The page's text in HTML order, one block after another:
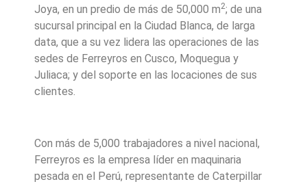
Joya, en un predio de más de 50,000 m2; de una
sucursal principal en la Ciudad Blanca, de larga
data, que a su vez lidera las operaciones de las
sedes de Ferreyros en Cusco, Moquegua y
Juliaca; y del soporte en las locaciones de sus
clientes.
Con más de 5,000 trabajadores a nivel nacional,
Ferreyros es la empresa líder en maquinaria
pesada en el Perú, representante de Caterpillar